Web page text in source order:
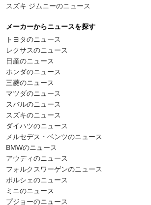
スズキ ジムニーのニュース
メーカーからニュースを探す
トヨタのニュース
レクサスのニュース
日産のニュース
ホンダのニュース
三菱のニュース
マツダのニュース
スバルのニュース
スズキのニュース
ダイハツのニュース
メルセデス・ベンツのニュース
BMWのニュース
アウディのニュース
フォルクスワーゲンのニュース
ポルシェのニュース
ミニのニュース
プジョーのニュース